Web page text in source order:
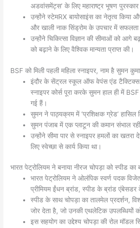
अडवांसमेंट्स’ के लिए महाराष्ट्र भूषण पुरस्कार
उन्होंने स्टेमRX बायोसाइंस का नेतृत्व किया
और खाली नाक सिंड्रोम के उपचार में सफलता
उन्होंने चिकित्सा विज्ञान की सीमाओं को
को बढ़ाने के लिए वैश्विक मान्यता प्राप्त की।
BSF को मिली पहली महिला स्नाइपर, नाम है सुमन
इंदौर के सेंट्रल स्कूल ऑफ वेपंस एंड
स्नाइपर कोर्स पूरा करके सुमन हाल ही में
गई हैं।
सुमन ने पाठ्यक्रम में ‘प्रशिक्षक ग्रेड’ हासिल
सुमन पंजाब में एक प्लाटून की कमान संभाल
उन्होंने सीमा पार से स्नाइपर हमलों का
लिए स्वेच्छा से कार्य किया था।
भारत पेट्रोलियम ने बनाया नीरज चोपड़ा को स्पीड का
भारत पेट्रोलियम ने ओलंपिक स्वर्ण पदक
प्रीमियम ईंधन ब्रांड, स्पीड के ब्रांड
स्पीड के साथ चोपड़ा का तालमेल प्रदर्शन,
जोर देता है, जो उनकी एथलेटिक उपलब्धियों को
इस सहयोग का उद्देश्य चोपड़ा की रोल मॉडल